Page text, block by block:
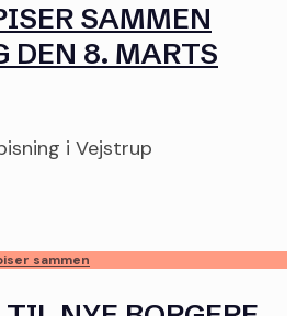
SAMMEN
DEN 8. MARTS
i Vejstrup
sammen